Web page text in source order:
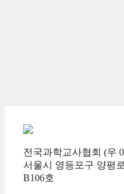
전국과학교사협회 (우
서울시 영등포구 양평
B106호